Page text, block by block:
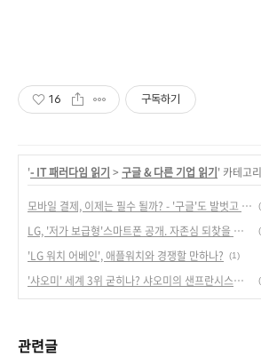
16 구독하기
'- IT 패러다임 읽기 > 구글 & 다른 기업 읽기' 카테고
모바일 결제, 이제는 필수 될까? - '구글'도 발벗고 나섰다.
LG, '저가 보급형'스마트폰 공개. 자존심 되찾을 수 있을까? - LG '마그나/스피릿/레온/조이' 공개
'LG 워치 어베인', 애플워치와 경쟁할 만하나? (1)
'샤오미' 세계 3위 굳히나? 샤오미의 샌프란시스코 이벤트
관련글